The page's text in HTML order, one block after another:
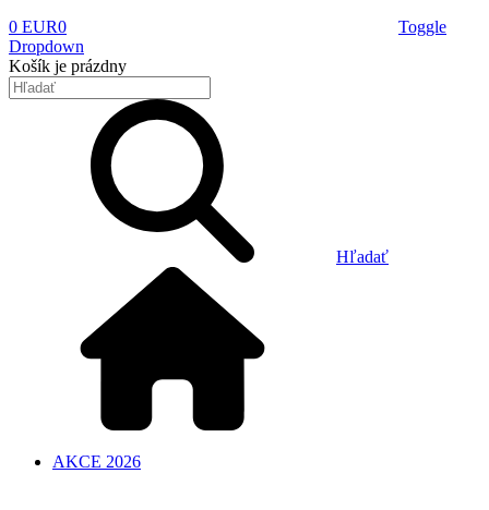
0 EUR0
Toggle
Dropdown
Košík je prázdny
Hľadať
AKCE 2026